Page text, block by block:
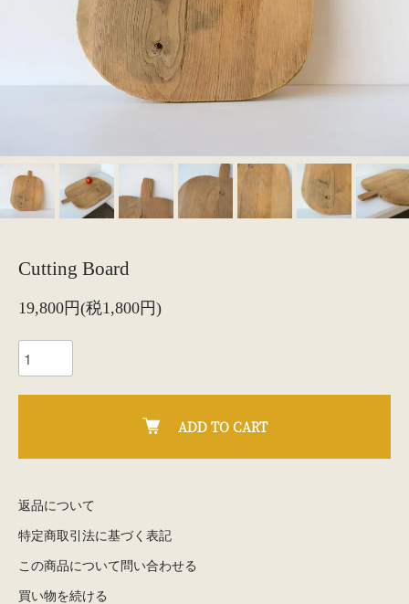
Cutting Board
19,800円(税1,800円)
ADD TO CART
返品について
特定商取引法に基づく表記
この商品について問い合わせる
買い物を続ける